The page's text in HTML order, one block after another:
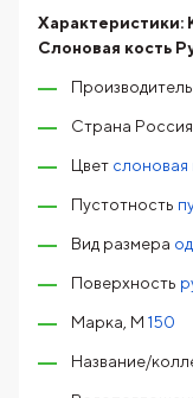
Характеристики:
Слоновая кость
Производитель
Страна Россия
Цвет слоновая
Пустотность
Вид размера
Поверхность
Марка, М 150
Название/